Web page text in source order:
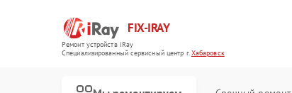
FIX-IRAY
Ремонт устройств iRay
Специализированный cервисный центр г.Хабаровск